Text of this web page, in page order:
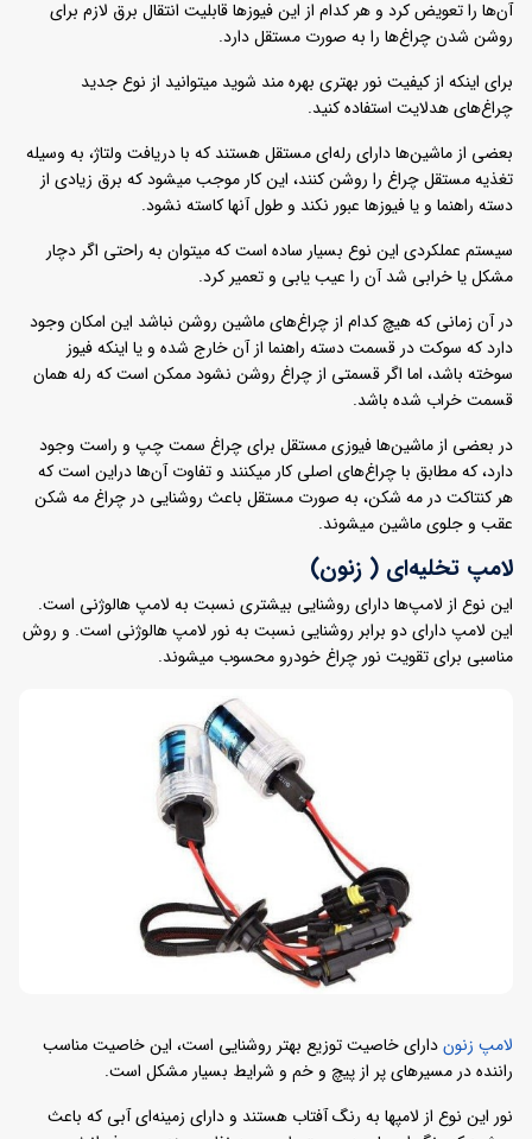
آن‌ها را تعویض کرد و هر کدام از این فیوزها قابلیت انتقال برق لازم برای
روشن شدن چراغ‌ها را به صورت مستقل دارد.
برای اینکه از کیفیت نور بهتری بهره مند شوید میتوانید از نوع جدید
چراغ‌های هدلایت استفاده کنید.
بعضی از ماشین‌ها دارای رله‌ای مستقل هستند که با دریافت ولتاژ، به وسیله
تغذیه مستقل چراغ را روشن کنند، این کار موجب میشود که برق زیادی از
دسته راهنما و یا فیوزها عبور نکند و طول آنها کاسته نشود.
سیستم عملکردی این نوع بسیار ساده است که میتوان به راحتی اگر دچار
مشکل یا خرابی شد آن را عیب یابی و تعمیر کرد.
در آن زمانی که هیچ کدام از چراغ‌های ماشین روشن نباشد این امکان وجود
دارد که سوکت در قسمت دسته راهنما از آن خارج شده و یا اینکه فیوز
سوخته باشد، اما اگر قسمتی از چراغ روشن نشود ممکن است که رله همان
قسمت خراب شده باشد.
در بعضی از ماشین‌ها فیوزی مستقل برای چراغ سمت چپ و راست وجود
دارد، که مطابق با چراغ‌های اصلی کار میکنند و تفاوت آن‌ها دراین است که
هر کنتاکت در مه شکن، به صورت مستقل باعث روشنایی در چراغ مه شکن
عقب و جلوی ماشین میشوند.
لامپ تخلیه‎‌ای ( زنون)
این نوع از لامپ‌ها دارای روشنایی بیشتری نسبت به لامپ هالوژنی است.
این لامپ دارای دو برابر روشنایی نسبت به نور لامپ هالوژنی است. و روش
مناسبی برای تقویت نور چراغ خودرو محسوب میشوند.
لامپ زنوندارای خاصیت توزیع بهتر روشنایی است، این خاصیت مناسب
راننده در مسیرهای پر از پیچ و خم و شرایط بسیار مشکل است.
نور این نوع از لامپها به رنگ آفتاب هستند و دارای زمینه‌ای آبی که باعث